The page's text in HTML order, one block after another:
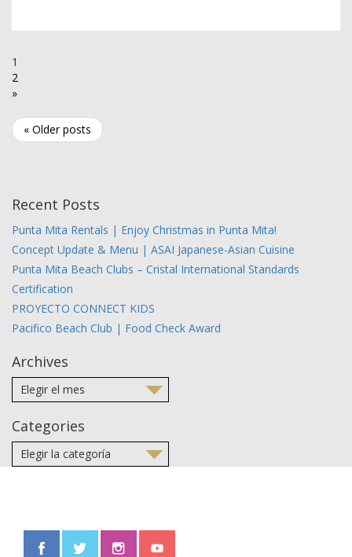
1
2
»
« Older posts
Recent Posts
Punta Mita Rentals | Enjoy Christmas in Punta Mita!
Concept Update & Menu | ASAI Japanese-Asian Cuisine
Punta Mita Beach Clubs – Cristal International Standards
Certification
PROYECTO CONNECT KIDS
Pacifico Beach Club | Food Check Award
Archives
Categories